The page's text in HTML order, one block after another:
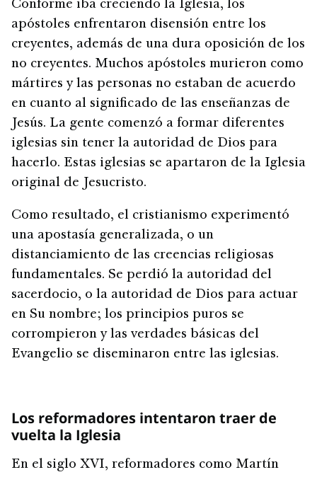
Conforme iba creciendo la Iglesia, los
apóstoles enfrentaron disensión entre los
creyentes, además de una dura oposición de los
no creyentes. Muchos apóstoles murieron como
mártires y las personas no estaban de acuerdo
en cuanto al significado de las enseñanzas de
Jesús. La gente comenzó a formar diferentes
iglesias sin tener la autoridad de Dios para
hacerlo. Estas iglesias se apartaron de la Iglesia
original de Jesucristo.
Como resultado, el cristianismo experimentó
una apostasía generalizada, o un
distanciamiento de las creencias religiosas
fundamentales. Se perdió la autoridad del
sacerdocio, o la autoridad de Dios para actuar
en Su nombre; los principios puros se
corrompieron y las verdades básicas del
Evangelio se diseminaron entre las iglesias.
Los reformadores intentaron traer de
vuelta la Iglesia
En el siglo XVI, reformadores como Martín